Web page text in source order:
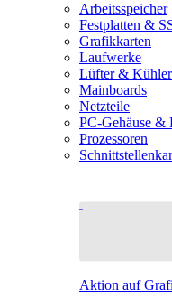
Arbeitsspeicher
Festplatten &
Grafikkarten
Laufwerke
Lüfter & Kühler
Mainboards
Netzteile
PC-Gehäuse &
Prozessoren
Aktion auf